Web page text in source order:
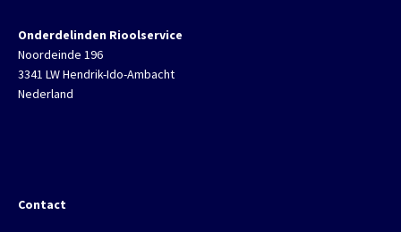
Onderdelinden Rioolservice
Noordeinde 196
3341 LW Hendrik-Ido-Ambacht
Nederland
Contact